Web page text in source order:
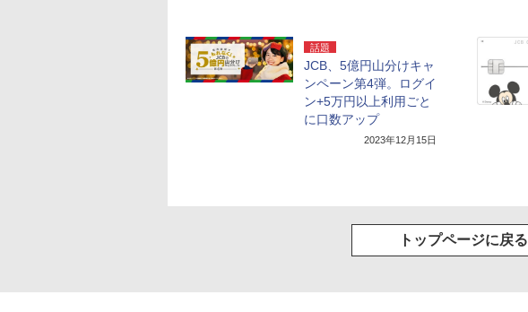
話題
JCB、5億円山分けキャ
ンペーン第4弾。ログイ
ン+5万円以上利用ごと
に口数アップ
2023年12月15日
トップページに戻る